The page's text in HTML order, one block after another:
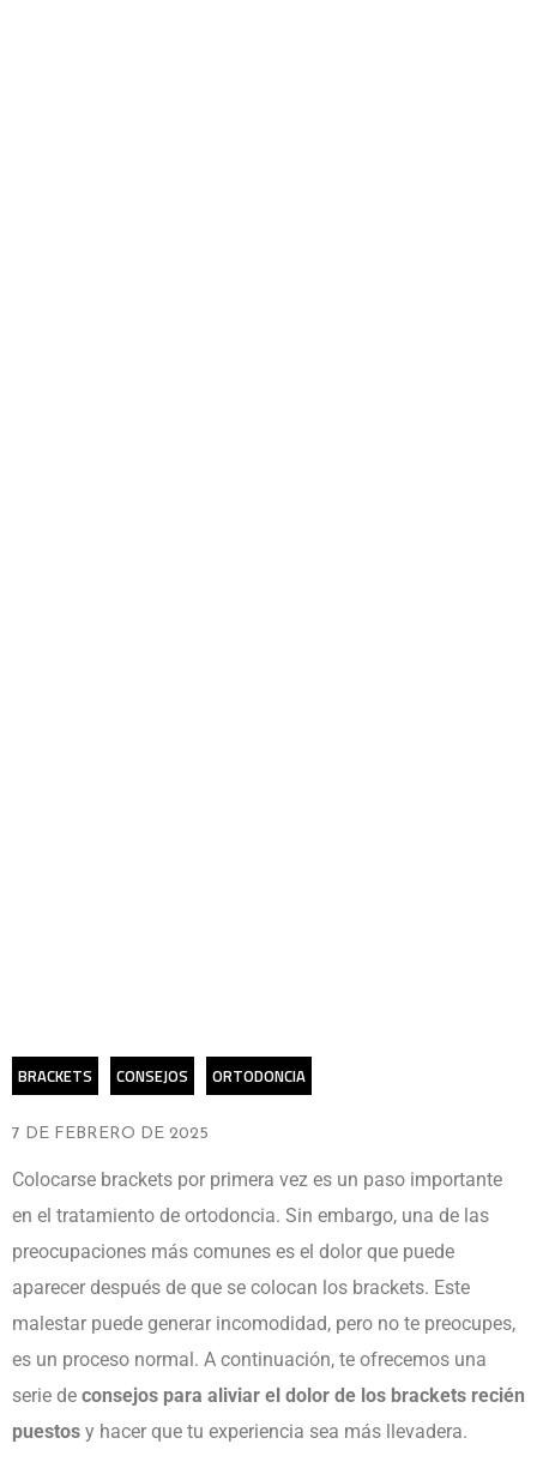
BRACKETS CONSEJOS ORTODONCIA
7 DE FEBRERO DE 2025
Colocarse brackets por primera vez es un paso importante
en el tratamiento de ortodoncia. Sin embargo, una de las
preocupaciones más comunes es el dolor que puede
aparecer después de que se colocan los brackets. Este
malestar puede generar incomodidad, pero no te preocupes,
es un proceso normal. A continuación, te ofrecemos una
serie de consejos para aliviar el dolor de los brackets recién
puestos y hacer que tu experiencia sea más llevadera.